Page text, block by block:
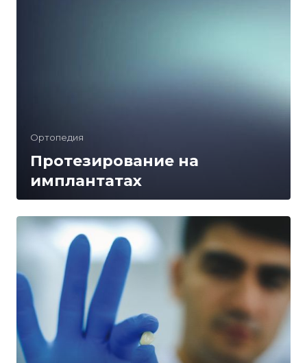
Ортопедия
Протезирование на
имплантатах